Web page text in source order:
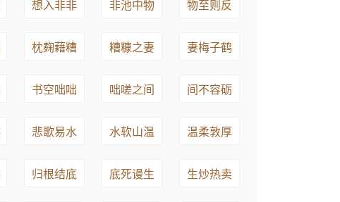
想入非非 非池中物 物至则反
枕麹藉糟 糟糠之妻 妻梅子鹤
书空咄咄 咄嗟之间 间不容砺
悲歌易水 水软山温 温柔敦厚
归根结底 底死谩生 生炒热卖